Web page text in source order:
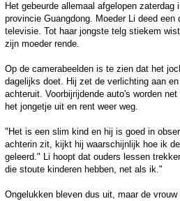
Het gebeurde allemaal afgelopen
provincie Guangdong. Moeder Li deed
televisie. Tot haar jongste telg stiekem
zijn moeder rende.
Op de camerabeelden is te zien dat het
dagelijks doet. Hij zet de verlichting aan
achteruit. Voorbijrijdende auto's worden
het jongetje uit en rent weer weg.
"Het is een slim kind en hij is goed in
achterin zit, kijkt hij waarschijnlijk hoe ik
geleerd." Li hoopt dat ouders lessen
die stoute kinderen hebben, net als ik."
Ongelukken bleven dus uit, maar de